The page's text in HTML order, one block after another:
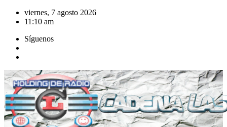
Saltar
viernes, 7 agosto 2026
11:10 am
Síguenos